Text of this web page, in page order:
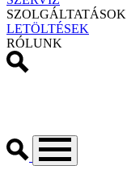
SZOLGÁLTATÁSOK
LETÖLTÉSEK
RÓLUNK